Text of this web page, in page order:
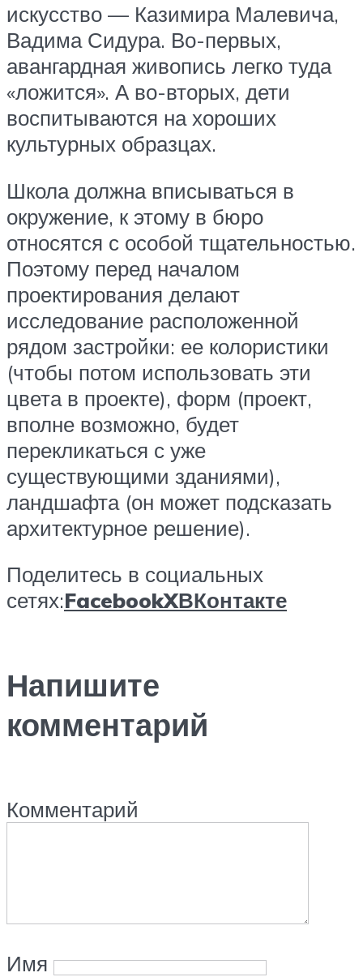
искусство — Казимира Малевича,
Вадима Сидура. Во-первых,
авангардная живопись легко туда
«ложится». А во-вторых, дети
воспитываются на хороших
культурных образцах.
Школа должна вписываться в
окружение, к этому в бюро
относятся с особой тщательностью.
Поэтому перед началом
проектирования делают
исследование расположенной
рядом застройки: ее колористики
(чтобы потом использовать эти
цвета в проекте), форм (проект,
вполне возможно, будет
перекликаться с уже
существующими зданиями),
ландшафта (он может подсказать
архитектурное решение).
Поделитесь в социальных
сетях:FacebookXВКонтакте
Напишите
комментарий
Комментарий
Имя